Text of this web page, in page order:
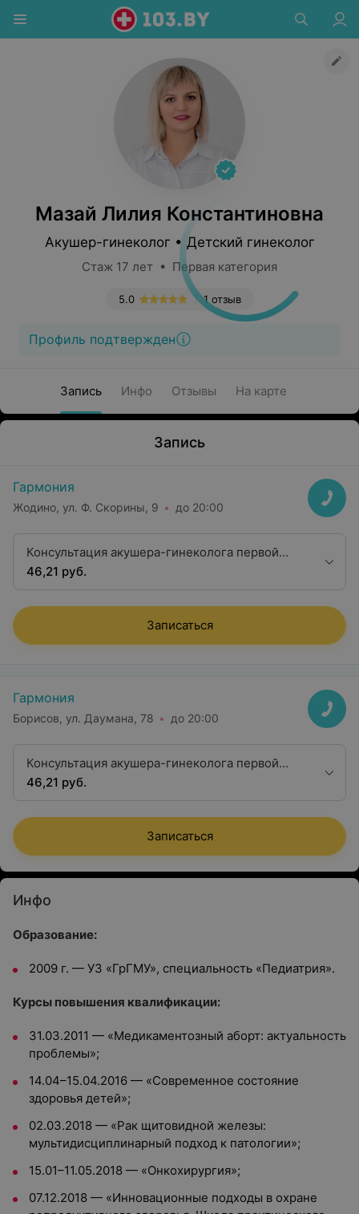
Мазай Лилия Константиновна
Акушер-гинеколог • Детский гинеколог
Стаж 17 лет • Первая категория
1 отзыв
5.0
Профиль подтвержден
Запись Инфо Отзывы На карте
Запись
Гармония
Жодино, ул. Ф. Скорины, 9 до 20:00
Консультация акушера-гинеколога первой
квалификационной категории
46,21 руб.
Записаться
Гармония
Борисов, ул. Даумана, 78 до 20:00
Консультация акушера-гинеколога первой
квалификационной категории
46,21 руб.
Записаться
Инфо
Образование:
2009 г. — УЗ «ГрГМУ», специальность «Педиатрия».
Курсы повышения квалификации:
31.03.2011 — «Медикаментозный аборт: актуальность
проблемы»;
14.04–15.04.2016 — «Современное состояние
здоровья детей»;
02.03.2018 — «Рак щитовидной железы:
мультидисциплинарный подход к патологии»;
15.01–11.05.2018 — «Онкохирургия»;
07.12.2018 — «Инновационные подходы в охране